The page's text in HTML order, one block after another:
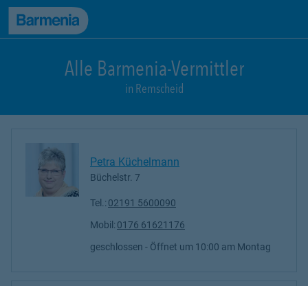
zum Seiteninhalt
Back to top
Alle Barmenia-Vermittler
in Remscheid
Petra Küchelmann
Büchelstr. 7
Tel.: 02191 5600090
Mobil: 0176 61621176
geschlossen - Öffnet um 10:00 Montag